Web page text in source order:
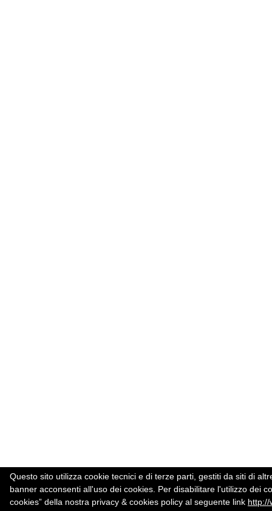
Questo sito utilizza cookie tecnici e di terze parti, gestiti da siti di
banner acconsenti all'uso dei cookies. Per disabilitare l'utilizzo dei
cookies” della nostra privacy & cookies policy al seguente link http://